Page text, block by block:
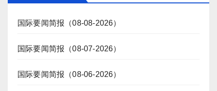
国际要闻简报（08-08-2026）
国际要闻简报（08-07-2026）
国际要闻简报（08-06-2026）